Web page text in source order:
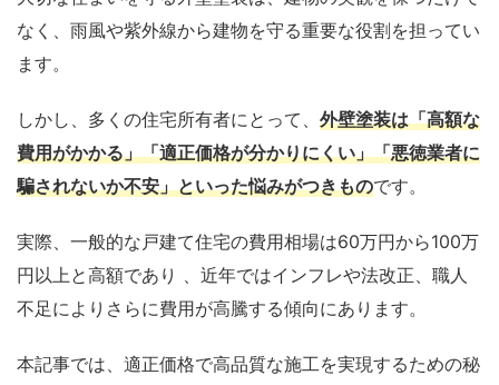
なく、雨風や紫外線から建物を守る重要な役割を担ってい
ます。
しかし、多くの住宅所有者にとって、 外壁塗装は「高額な
費用がかかる」「適正価格が分かりにくい」「悪徳業者に
騙されないか不安」といった悩みがつきものです。
実際、一般的な戸建て住宅の費用相場は60万円から100万
円以上と高額であり 、近年ではインフレや法改正、職人
不足によりさらに費用が高騰する傾向にあります。
本記事では、適正価格で高品質な施工を実現するための秘